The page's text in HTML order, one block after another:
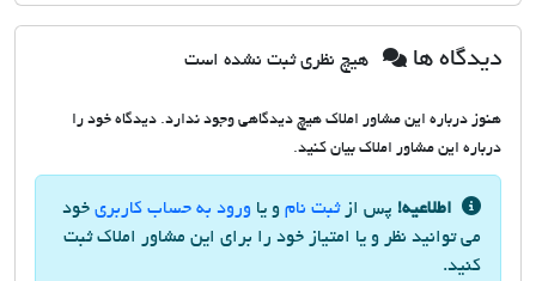
دیدگاه ها هیچ نظری ثبت نشده است
هنوز درباره این مشاور املاک هیچ دیدگاهی وجود ندارد. دیدگاه خود را
درباره این مشاور املاک بیان کنید.
اطلاعیه! پس ازثبت نام و یا ورود به حساب کاربری خود
می توانید نظر و یا امتیاز خود را برای این مشاور املاک ثبت
کنید.